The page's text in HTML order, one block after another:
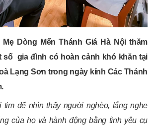
Dòng Mến Thánh Giá Hà Nội thăm
số gia đình có hoàn cảnh khó khăn tại
Lạng Sơn trong ngày kính Các Thánh
tim để nhìn thấy người nghèo, lắng nghe
của họ và hành động bằng tình yêu cụ